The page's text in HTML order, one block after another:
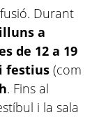
Durant
a
de 12 a 19
festius (com
. Fins al
i la sala